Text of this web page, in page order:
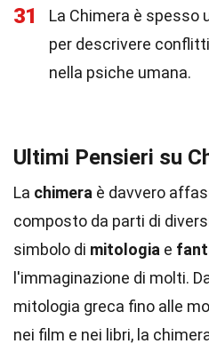
31 La Chimera è spesso
per descrivere
nella psiche umana.
Ultimi Pensieri su
La chimera è davvero
composto da parti di
simbolo di mitologia e
l'immaginazione di molti.
mitologia greca fino alle
nei film e nei libri, la